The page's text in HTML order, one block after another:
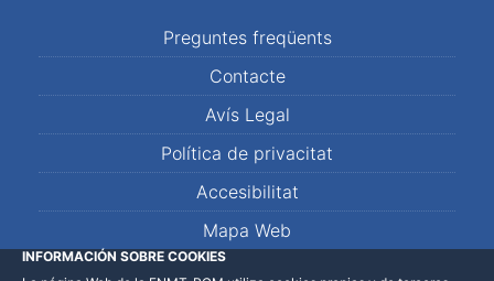
Preguntes freqüents
Contacte
Avís Legal
Política de privacitat
Accesibilitat
Mapa Web
INFORMACIÓN SOBRE COOKIES